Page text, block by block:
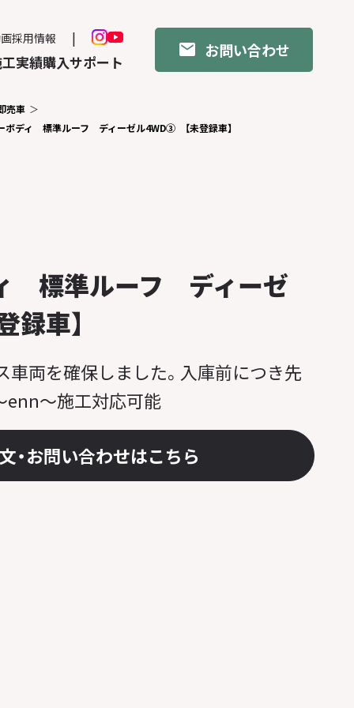
実績購入サポート
採用情報
お問い合わせ
売車
ボディ 標準ルーフ ディーゼル4WD③ 【未登録車】
標準ルーフ ディーゼ
車】
車両を確保しました。入庫前につき先
enn～施工対応可能
・お問い合わせはこちら